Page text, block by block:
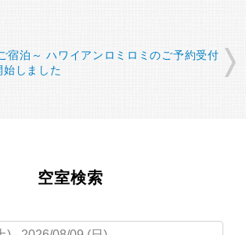
宿泊～ ハワイアンロミロミのご予約受付
始しました
空室検索